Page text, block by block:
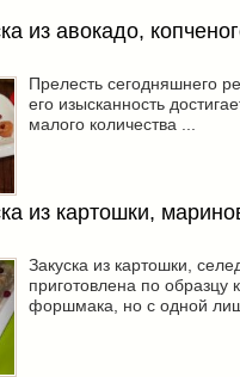
из авокадо,
Прелесть сегодняшнего
его изысканность
малого количества ...
из картошки,
Закуска из картошки,
приготовлена по образцу
форшмака, но с одной